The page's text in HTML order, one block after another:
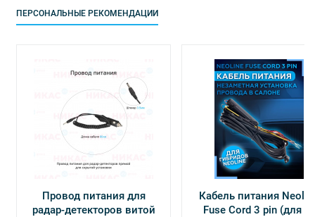
ПЕРСОНАЛЬНЫЕ РЕКОМЕНДАЦИИ
Провод питания для
радар-детекторов витой
Кабель питания
Fuse Cord 3 pin (для Х-